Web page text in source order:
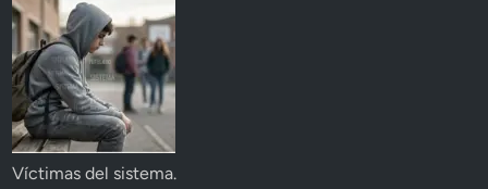
Víctimas del sistema.